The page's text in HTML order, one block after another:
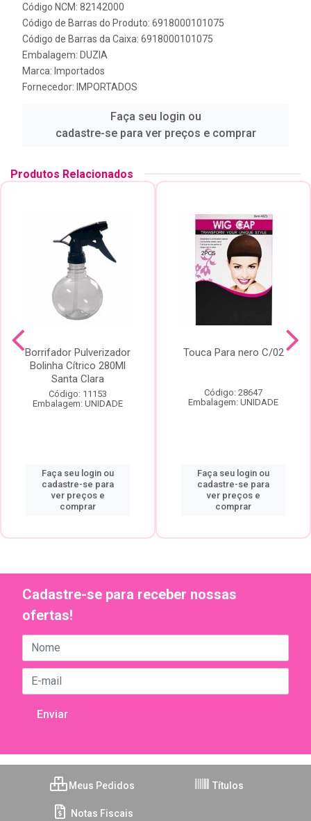
Código NCM: 82142000
Código de Barras do Produto: 6918000101075
Código de Barras da Caixa: 6918000101075
Embalagem: DUZIA
Marca: Importados
Fornecedor: IMPORTADOS
Faça seu login ou
cadastre-se para ver preços e comprar
Produtos Relacionados
Borrifador Pulverizador
Bolinha Cítrico 280Ml
Santa Clara
Código: 11153
Embalagem: UNIDADE
Faça seu login ou
cadastre-se para
ver preços e
comprar
Touca Para nero C/02
Código: 28647
Embalagem: UNIDADE
Faça seu login ou
cadastre-se para
ver preços e
comprar
Cadastre-se para receber nossas
ofertas!
Meus Pedidos Títulos
Notas Fiscais